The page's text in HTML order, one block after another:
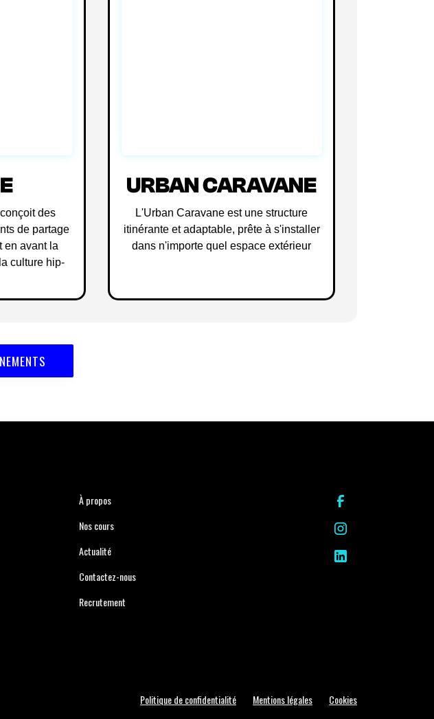
des
de partage
en avant la
culture hip-
URBAN CARAVANE
L'Urban Caravane est une structure
itinérante et adaptable, prête à s'installer
dans n'importe quel espace extérieur
À propos
Nos cours
Actualité
Contactez-nous
Recrutement
Politique de confidentialité Mentions légales Cookies